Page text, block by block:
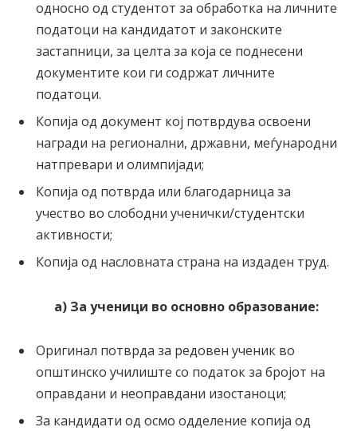
односно од студентот за обработка на личните
податоци на кандидатот и законските
застапници, за целта за која се поднесени
документите кои ги содржат личните
податоци.
Копија од документ кој потврдува освоени
награди на регионални, државни, меѓународни
натпревари и олимпијади;
Копија од потврда или благодарница за
учество во слободни ученички/студентски
активности;
Копија од насловната страна на издаден труд.
а) За ученици во основно образование:
Оригинал потврда за редовен ученик во
општинско училиште со податок за бројот на
оправдани и неоправдани изостаноци;
За кандидати од осмо одделение копија од